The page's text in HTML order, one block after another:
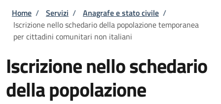
Briciole di pane
Home / Servizi / Anagrafe e stato civile /
Iscrizione nello schedario della popolazione temporanea
per cittadini comunitari non italiani
Iscrizione nello schedario
della popolazione